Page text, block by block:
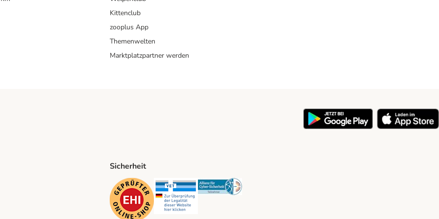
Kittenclub
zooplus App
Themenwelten
Marktplatzpartner werden
Method
Sicherheit
Security Security Security